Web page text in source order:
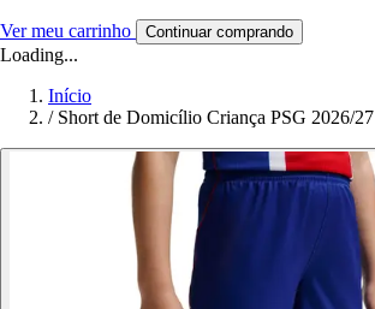
Ver meu carrinho Continuar comprando
Loading...
Início
/ Short de Domicílio Criança PSG 2026/27